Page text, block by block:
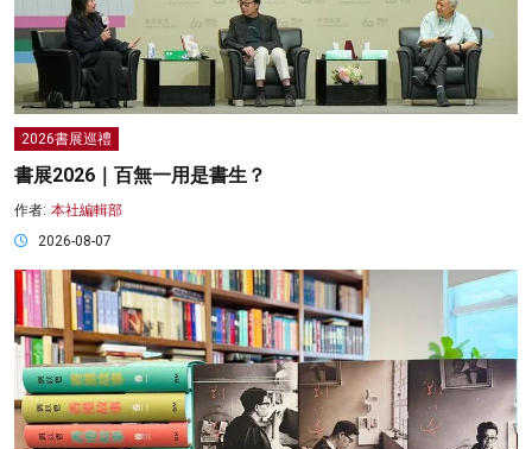
2026書展巡禮
書展2026｜百無一用是書生？
作者: 本社編輯部
2026-08-07